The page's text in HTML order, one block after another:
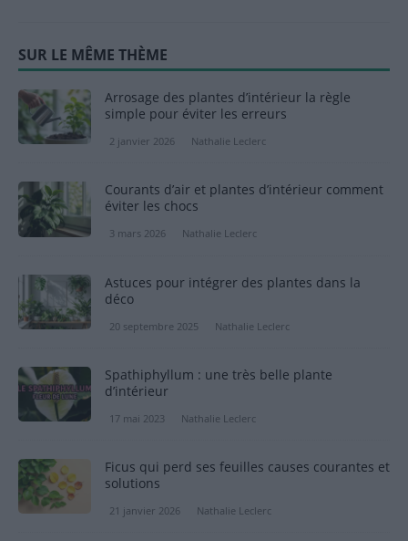
SUR LE MÊME THÈME
Arrosage des plantes d’intérieur la règle
simple pour éviter les erreurs
2 janvier 2026 Nathalie Leclerc
Courants d’air et plantes d’intérieur comment
éviter les chocs
3 mars 2026 Nathalie Leclerc
Astuces pour intégrer des plantes dans la
déco
20 septembre 2025 Nathalie Leclerc
Spathiphyllum : une très belle plante
d’intérieur
17 mai 2023 Nathalie Leclerc
Ficus qui perd ses feuilles causes courantes et
solutions
21 janvier 2026 Nathalie Leclerc